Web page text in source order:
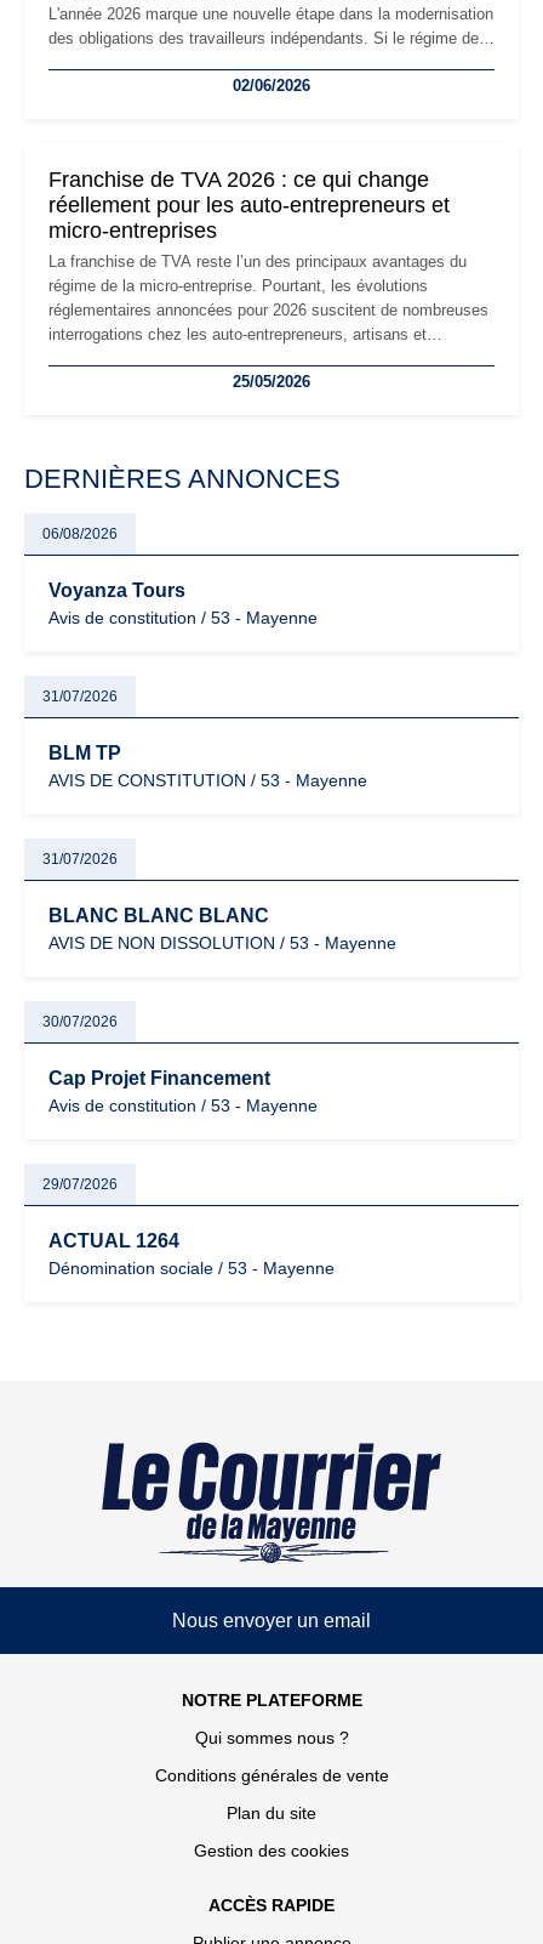
L'année 2026 marque une nouvelle étape dans la modernisation
des obligations des travailleurs indépendants. Si le régime de
les auto-entrepreneurs devront s'adapter à un environnement
02/06/2026
Franchise de TVA 2026 : ce qui change
réellement pour les auto-entrepreneurs et
micro-entreprises
La franchise de TVA reste l’un des principaux avantages du
régime de la micro-entreprise. Pourtant, les évolutions
réglementaires annoncées pour 2026 suscitent de nombreuses
interrogations chez les auto-entrepreneurs, artisans et
facturation ou risque de bascule vers la TVA : les règles
25/05/2026
DERNIÈRES ANNONCES
06/08/2026
Voyanza Tours
Avis de constitution / 53 - Mayenne
31/07/2026
BLM TP
AVIS DE CONSTITUTION / 53 - Mayenne
31/07/2026
BLANC BLANC BLANC
AVIS DE NON DISSOLUTION / 53 - Mayenne
30/07/2026
Cap Projet Financement
Avis de constitution / 53 - Mayenne
29/07/2026
ACTUAL 1264
Dénomination sociale / 53 - Mayenne
Nous envoyer un email
NOTRE PLATEFORME
Qui sommes nous ?
Conditions générales de vente
Plan du site
Gestion des cookies
ACCÈS RAPIDE